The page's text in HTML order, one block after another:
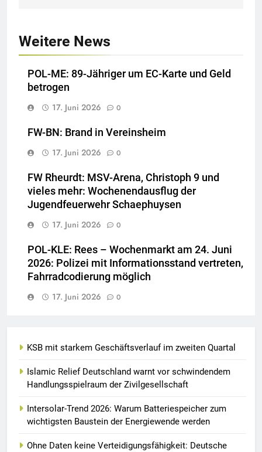
Weitere News
POL-ME: 89-Jähriger um EC-Karte und Geld
betrogen
17. Juni 2026
0
FW-BN: Brand in Vereinsheim
17. Juni 2026
0
FW Rheurdt: MSV-Arena, Christoph 9 und
vieles mehr: Wochenendausflug der
Jugendfeuerwehr Schaephuysen
17. Juni 2026
0
POL-KLE: Rees – Wochenmarkt am 24. Juni
2026: Polizei mit Informationsstand vertreten,
Fahrradcodierung möglich
17. Juni 2026
0
KSB mit starkem Geschäftsverlauf im zweiten Quartal
Islamic Relief Deutschland warnt vor schwindendem
Handlungsspielraum der Zivilgesellschaft
Intersolar-Trend 2026: Warum Batteriespeicher zum
wichtigsten Baustein der Energiewende werden
Ohne Daten keine Verteidigungsfähigkeit: Deutsche